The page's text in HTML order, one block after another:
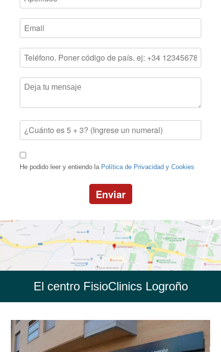
He podido leer y entiendo la Política de Privacidad y Cookies
Enviar
El centro FisioClinics Logroño